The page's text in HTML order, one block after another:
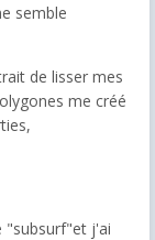
semble
de lisser mes
me créé
"subsurf"et j'ai